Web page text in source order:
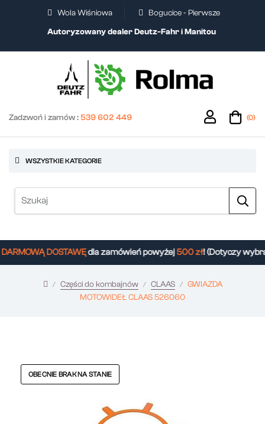
Wola Wiśniowa
Bogucice - Pierwsze
Autoryzowany dealer Deutz-Fahr i Manitou
Zadzwoń i zamów :539 602 449 (0)
WSZYSTKIE KATEGORIE
DOSTAWĘdla zamówień powyżej500 zł! (Dotyczy
Części do kombajnów CLAAS
GWIAZDA
MOTOWIDEŁ CLAAS 526060
OBECNIE BRAK NA STANIE